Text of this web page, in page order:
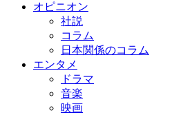
オピニオン
社説
コラム
日本関係のコラム
エンタメ
ドラマ
音楽
映画